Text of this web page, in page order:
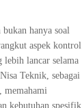
hanya soal
aspek kontrol
lebih lancar selama
Teknik, sebagai
memahami
kebutuhan spesifik